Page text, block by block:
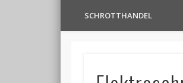
SCHROTTHANDEL